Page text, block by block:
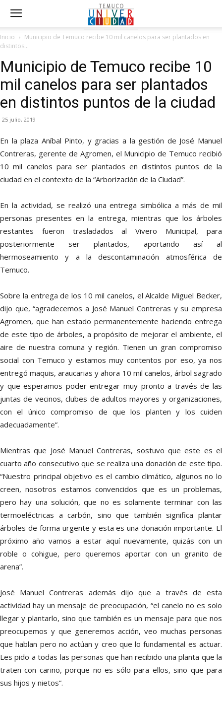
Inicio
Municipio de Temuco recibe 10 mil canelos para ser plantados en
distintos...
Municipio de Temuco recibe 10
mil canelos para ser plantados
en distintos puntos de la ciudad
25 julio, 2019
En la plaza Aníbal Pinto, y gracias a la gestión de José Manuel
Contreras, gerente de Agromen, el Municipio de Temuco recibió
10 mil canelos para ser plantados en distintos puntos de la
ciudad en el contexto de la “Arborización de la Ciudad”.
En la actividad, se realizó una entrega simbólica a más de mil
personas presentes en la entrega, mientras que los árboles
restantes fueron trasladados al Vivero Municipal, para
posteriormente ser plantados, aportando así al
hermoseamiento y a la descontaminación atmosférica de
Temuco.
Sobre la entrega de los 10 mil canelos, el Alcalde Miguel Becker,
dijo que, “agradecemos a José Manuel Contreras y su empresa
Agromen, que han estado permanentemente haciendo entrega
de este tipo de árboles, a propósito de mejorar el ambiente, el
aire de nuestra comuna y región. Tienen un gran compromiso
social con Temuco y estamos muy contentos por eso, ya nos
entregó maquis, araucarias y ahora 10 mil canelos, árbol sagrado
y que esperamos poder entregar muy pronto a través de las
juntas de vecinos, clubes de adultos mayores y organizaciones,
con el único compromiso de que los planten y los cuiden
adecuadamente”.
Mientras que José Manuel Contreras, sostuvo que este es el
cuarto año consecutivo que se realiza una donación de este tipo.
“Nuestro principal objetivo es el cambio climático, algunos no lo
creen, nosotros estamos convencidos que es un problemas,
pero hay una solución, que no es solamente terminar con las
termoeléctricas a carbón, sino que también significa plantar
árboles de forma urgente y esta es una donación importante. El
próximo año vamos a estar aquí nuevamente, quizás con un
roble o cohigue, pero queremos aportar con un granito de
arena”.
José Manuel Contreras además dijo que a través de esta
actividad hay un mensaje de preocupación, “el canelo no es solo
llegar y plantarlo, sino que también es un mensaje para que nos
preocupemos y que generemos acción, veo muchas personas
que hablan pero no actúan y creo que lo fundamental es actuar.
Les pido a todas las personas que han recibido una planta que la
traten con cariño, porque no es sólo para ellos, sino que para
sus hijos y nietos”.